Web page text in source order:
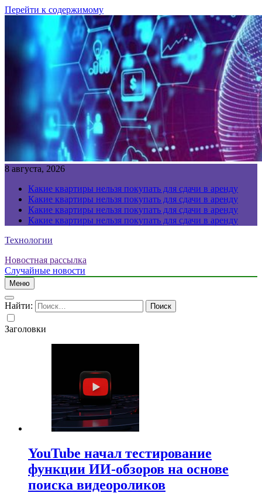
Перейти к содержимому
8 августа, 2026
Какие квартиры нельзя покупать для сдачи в аренду
Какие квартиры нельзя покупать для сдачи в аренду
Какие квартиры нельзя покупать для сдачи в аренду
Какие квартиры нельзя покупать для сдачи в аренду
Технологии
Новостная рассылка
Случайные новости
Меню
Найти:
Заголовки
YouTube начал тестирование
функции ИИ-обзоров на основе
поиска видеороликов